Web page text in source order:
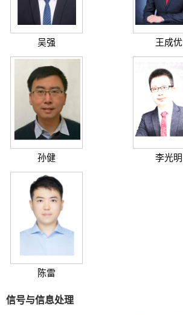
吴强 王成优
孙健 李光明
陈雷
信号与信息处理